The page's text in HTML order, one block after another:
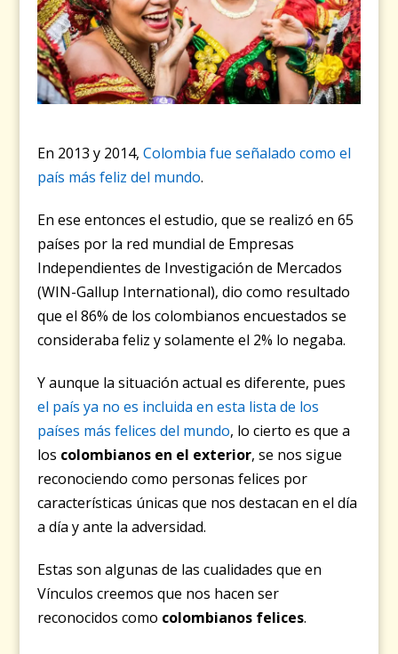
En 2013 y 2014,Colombia fue señalado como el
país más feliz del mundo.
En ese entonces el estudio, que se realizó en 65
países por la red mundial de Empresas
Independientes de Investigación de Mercados
(WIN-Gallup International), dio como resultado
que el 86% de los colombianos encuestados se
consideraba feliz y solamente el 2% lo negaba.
Y aunque la situación actual es diferente, pues
el país ya no es incluida en esta lista de los
países más felices del mundo, lo cierto es que a
los colombianos en el exterior, se nos sigue
reconociendo como personas felices por
características únicas que nos destacan en el día
a día y ante la adversidad.
Estas son algunas de las cualidades que en
Vínculos creemos que nos hacen ser
reconocidos como colombianos felices.